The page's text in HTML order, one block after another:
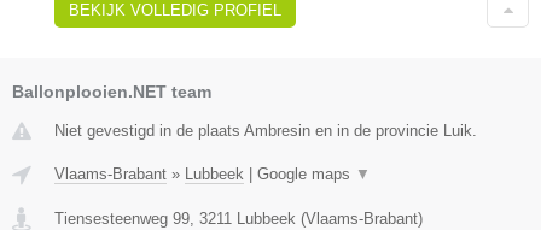
BEKIJK VOLLEDIG PROFIEL
Ballonplooien.NET team
Niet gevestigd in de plaats Ambresin en in de provincie Luik.
Vlaams-Brabant » Lubbeek Google maps ▼
Tiensesteenweg 99, 3211 Lubbeek (Vlaams-Brabant)